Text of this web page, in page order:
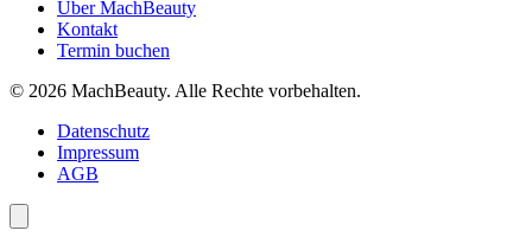
Über MachBeauty
Kontakt
Termin buchen
© 2026 MachBeauty. Alle Rechte vorbehalten.
Datenschutz
Impressum
AGB